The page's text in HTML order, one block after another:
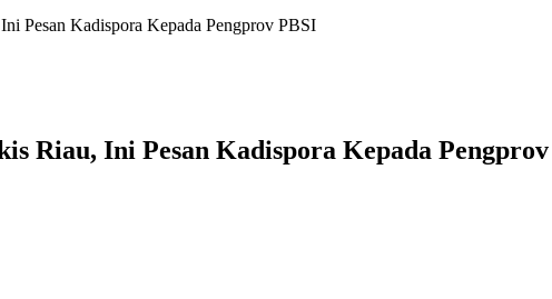
Pesan Kadispora Kepada Pengprov PBSI
Riau, Ini Pesan Kadispora Kepada